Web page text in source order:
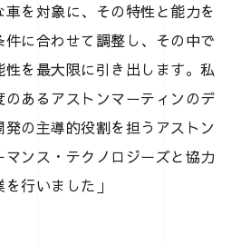
を対象に、その特性と能力を
件に合わせて調整し、その中で
を最大限に引き出します。私
あるアストンマーティンのデ
の主導的役割を担うアストン
ンス・テクノロジーズと協力
行いました」